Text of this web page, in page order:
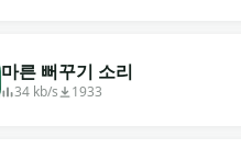
마른 뻐꾸기 소리
34 kb/s 1933